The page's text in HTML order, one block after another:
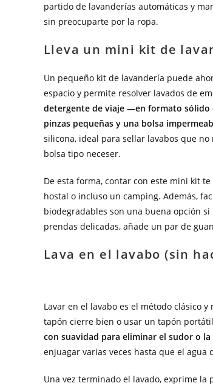
partido de lavanderías automáticas y
sin preocuparte por la ropa.
Lleva un mini kit de
Un pequeño kit de lavandería puede
espacio y permite resolver lavados de
detergente de viaje —en formato
pinzas pequeñas y una bolsa
silicona, ideal para sellar lavabos que
bolsa tipo neceser.
De esta forma, contar con este mini kit
hostal o incluso un camping. Además,
biodegradables son una buena opción
prendas delicadas, añade un par de
Lava en el lavabo (sin
Lavar en el lavabo es el método clásico
tapón cierre bien o usar un tapón
con suavidad para eliminar el sudor o
enjuagar varias veces hasta que el
Una vez terminado el lavado, exprime